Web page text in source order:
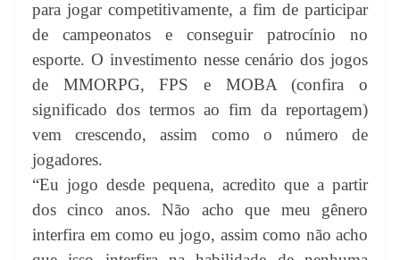
para jogar competitivamente, a fim de participar
de campeonatos e conseguir patrocínio no
esporte. O investimento nesse cenário dos jogos
de MMORPG, FPS e MOBA (confira o
significado dos termos ao fim da reportagem)
vem crescendo, assim como o número de
jogadores.
“Eu jogo desde pequena, acredito que a partir
dos cinco anos. Não acho que meu gênero
interfira em como eu jogo, assim como não acho